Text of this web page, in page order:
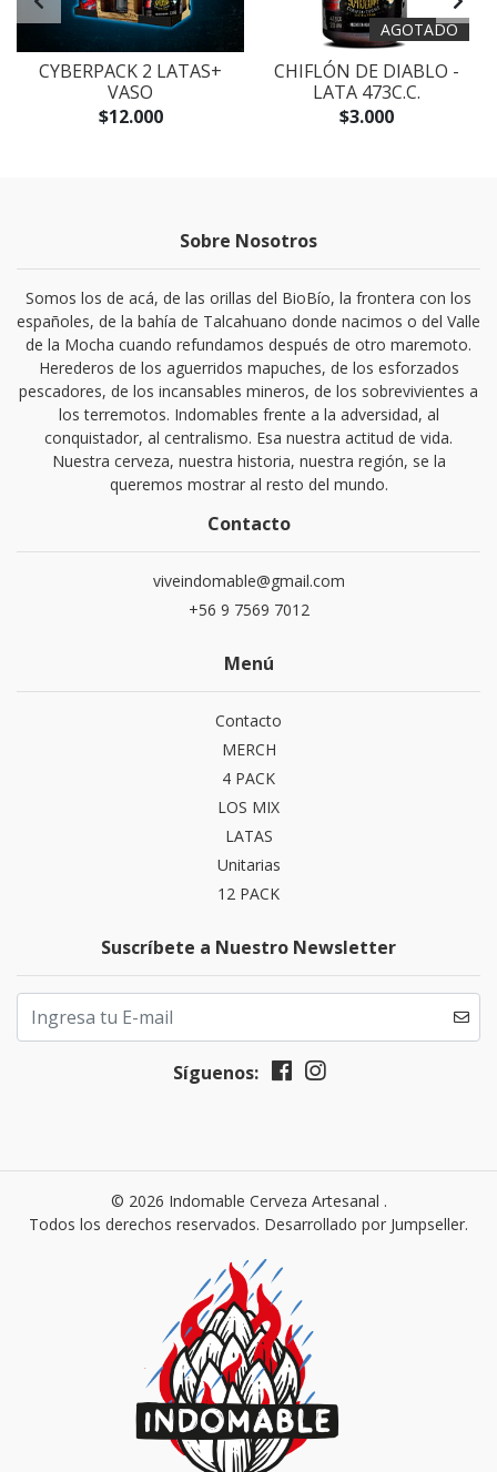
CYBERPACK 2 LATAS+
VASO
$12.000
AGOTADO
CHIFLÓN DE DIABLO -
LATA 473C.C.
$3.000
Sobre Nosotros
Somos los de acá, de las orillas del BioBío, la frontera con los
españoles, de la bahía de Talcahuano donde nacimos o del Valle
de la Mocha cuando refundamos después de otro maremoto.
Herederos de los aguerridos mapuches, de los esforzados
pescadores, de los incansables mineros, de los sobrevivientes a
los terremotos. Indomables frente a la adversidad, al
conquistador, al centralismo. Esa nuestra actitud de vida.
Nuestra cerveza, nuestra historia, nuestra región, se la
queremos mostrar al resto del mundo.
Contacto
viveindomable@gmail.com
+56 9 7569 7012
Menú
Contacto
MERCH
4 PACK
LOS MIX
LATAS
Unitarias
12 PACK
Suscríbete a Nuestro Newsletter
Síguenos:
© 2026 Indomable Cerveza Artesanal .
Todos los derechos reservados. Desarrollado por Jumpseller.